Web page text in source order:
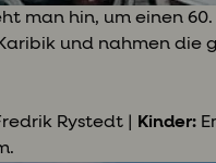
man hin, um einen
und nahmen die
Rystedt | Kinder: